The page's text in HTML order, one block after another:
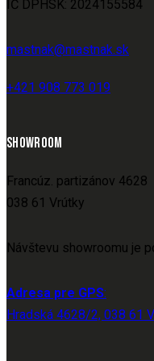
IČ DPHSK: 2024155584
mastnak@mastnak.sk
+421 908 773 019
SHOWROOM
Francúz. partizánov 4628
038 61 Vrútky
Návštevu showroomu je
Adresa pre GPS:
Hradská 4628/2, 038 61